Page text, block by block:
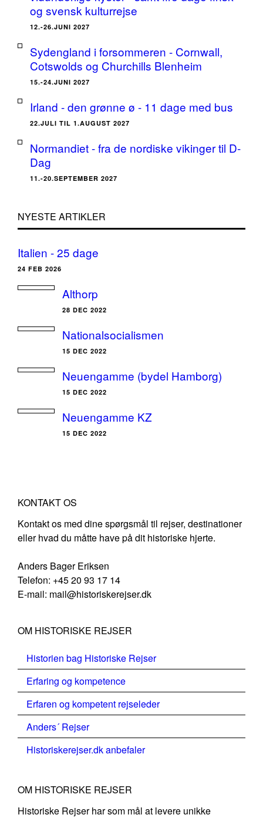
og svensk kulturrejse
12.-26.JUNI 2027
Sydengland i forsommeren - Cornwall,
Cotswolds og Churchills Blenheim
15.-24.JUNI 2027
Irland - den grønne ø - 11 dage med bus
22.JULI TIL 1.AUGUST 2027
Normandiet - fra de nordiske vikinger til D-
Dag
11.-20.SEPTEMBER 2027
NYESTE ARTIKLER
Italien - 25 dage
24 FEB 2026
Althorp
28 DEC 2022
Nationalsocialismen
15 DEC 2022
Neuengamme (bydel Hamborg)
15 DEC 2022
Neuengamme KZ
15 DEC 2022
KONTAKT OS
Kontakt os med dine spørgsmål til rejser, destinationer
eller hvad du måtte have på dit historiske hjerte.
Anders Bager Eriksen
Telefon: +45 20 93 17 14
E-mail: mail@historiskerejser.dk
OM HISTORISKE REJSER
Historien bag Historiske Rejser
Erfaring og kompetence
Erfaren og kompetent rejseleder
Anders´ Rejser
Historiskerejser.dk anbefaler
OM HISTORISKE REJSER
Historiske Rejser har som mål at levere unikke